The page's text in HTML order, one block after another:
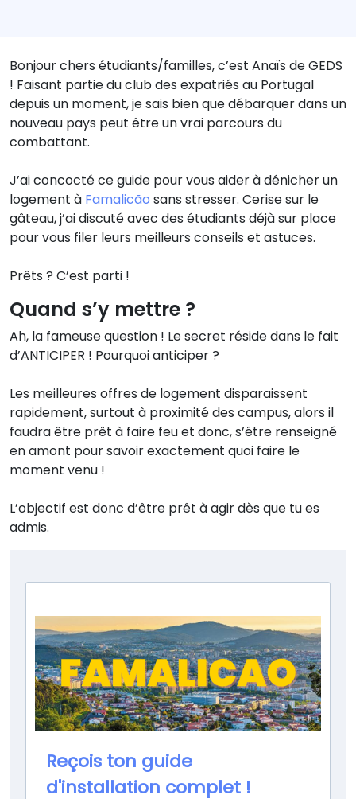
Bonjour chers étudiants/familles, c’est Anaïs de GEDS
! Faisant partie du club des expatriés au Portugal
depuis un moment, je sais bien que débarquer dans un
nouveau pays peut être un vrai parcours du
combattant.
J’ai concocté ce guide pour vous aider à dénicher un
logement à Famalicão sans stresser. Cerise sur le
gâteau, j’ai discuté avec des étudiants déjà sur place
pour vous filer leurs meilleurs conseils et astuces.
Prêts ? C’est parti !
Quand s’y mettre ?
Ah, la fameuse question ! Le secret réside dans le fait
d’ANTICIPER ! Pourquoi anticiper ?
Les meilleures offres de logement disparaissent
rapidement, surtout à proximité des campus, alors il
faudra être prêt à faire feu et donc, s’être renseigné
en amont pour savoir exactement quoi faire le
moment venu !
L’objectif est donc d’être prêt à agir dès que tu es
admis.